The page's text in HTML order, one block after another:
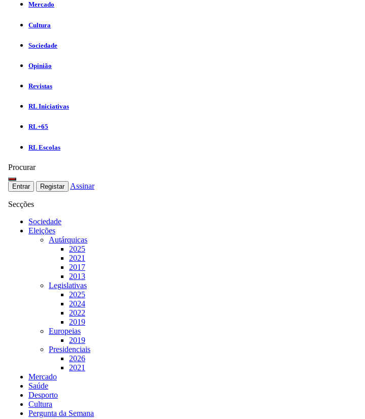
Mercado
Cultura
Sociedade
Opinião
Revistas
RL Iniciativas
RL+65
RL Escolas
Procurar
Entrar Registar Assinar
Secções
Sociedade
Eleições
Autárquicas
2025
2021
2017
2013
Legislativas
2025
2024
2022
2019
Europeias
2019
Presidenciais
2026
2021
Mercado
Saúde
Desporto
Cultura
Pergunta da Semana